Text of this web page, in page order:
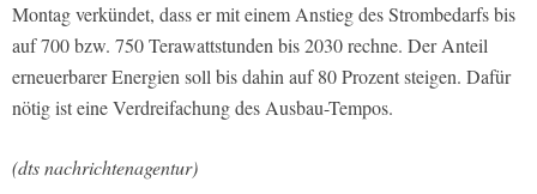
Montag verkündet, dass er mit einem Anstieg des Strombedarfs bis
auf 700 bzw. 750 Terawattstunden bis 2030 rechne. Der Anteil
erneuerbarer Energien soll bis dahin auf 80 Prozent steigen. Dafür
nötig ist eine Verdreifachung des Ausbau-Tempos.
(dts nachrichtenagentur)